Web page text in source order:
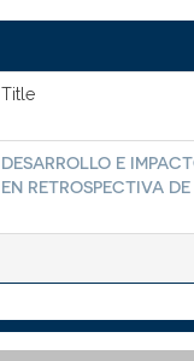
Title
DESARROLLO E
EN RETROSPECTIVA